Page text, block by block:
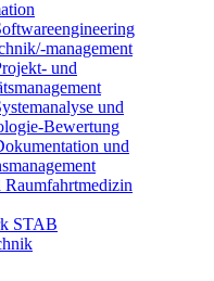
management
und
und
Bewertung
und
STAB